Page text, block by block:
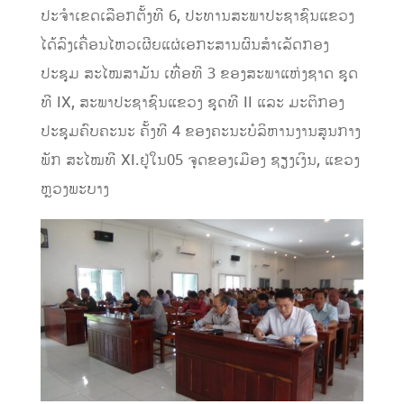
ປະຈຳເຂດເລືອກຕັ້ງທີ 6, ປະທານສະພາປະຊາຊົນແຂວງ
ໄດ້ລົງເຄື່ອນໄຫວເຜີຍແຜ່ເອກະສານຜົນສຳເລັດກອງ
ປະຊຸມ ສະໄໝສາມັນ ເທື່ອທີ 3 ຂອງສະພາແຫ່ງຊາດ ຊຸດ
ທີ IX, ສະພາປະຊາຊົນແຂວງ ຊຸດທີ II ແລະ ມະຕິກອງ
ປະຊຸມຄົບຄະນະ ຄັ້ງທີ 4ຂອງຄະນະບໍລິຫານງານສູນກາງ
ພັກ ສະໄໝທີ XI.ຢູ່ໃນ05ຈຸດຂອງເມືອງ ຊຽງເງິນ, ແຂວງ
ຫຼວງພະບາງ